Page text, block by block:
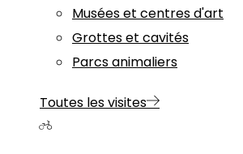
Musées et centres d'art
Grottes et cavités
Parcs animaliers
Toutes les visites